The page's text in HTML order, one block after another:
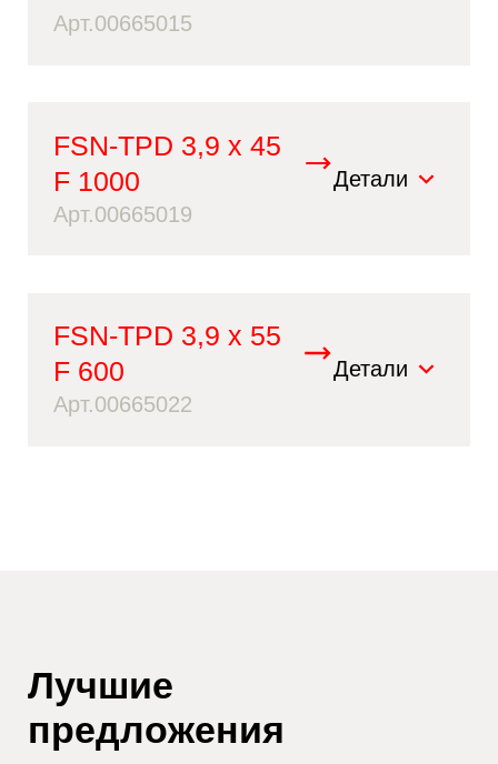
Арт.00665015
FSN-TPD 3,9 x 45
F 1000
Арт.00665019
Детали
FSN-TPD 3,9 x 55
F 600
Арт.00665022
Детали
Лучшие
предложения